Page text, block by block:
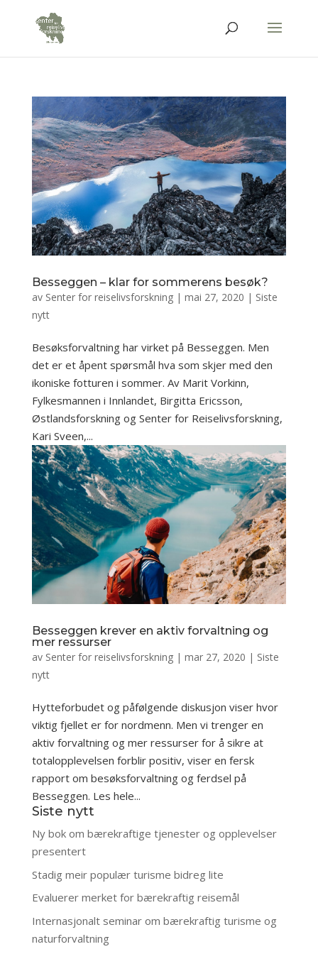
Besseggen – klar for sommerens besøk?
av Senter for reiselivsforskning| mai 27, 2020 | Siste
nytt
Besøksforvaltning har virket på Besseggen. Men
det er et åpent spørsmål hva som skjer med den
ikoniske fotturen i sommer. Av Marit Vorkinn,
Fylkesmannen i Innlandet, Birgitta Ericsson,
Østlandsforskning og Senter for Reiselivsforskning,
Kari Sveen,...
Besseggen krever en aktiv forvaltning og
mer ressurser
av Senter for reiselivsforskning| mar 27, 2020 | Siste
nytt
Hytteforbudet og påfølgende diskusjon viser hvor
viktig fjellet er for nordmenn. Men vi trenger en
aktiv forvaltning og mer ressurser for å sikre at
totalopplevelsen forblir positiv, viser en fersk
rapport om besøksforvaltning og ferdsel på
Besseggen. Les hele...
Siste nytt
Ny bok om bærekraftige tjenester og opplevelser
presentert
Stadig meir populær turisme bidreg lite
Evaluerer merket for bærekraftig reisemål
Internasjonalt seminar om bærekraftig turisme og
naturforvaltning